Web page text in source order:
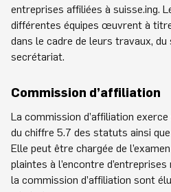
entreprises affiliées à suisse.ing.
différentes équipes œuvrent à
dans le cadre de leurs travaux, du
secrétariat.
Commission d’affiliation
La commission d’affiliation
du chiffre 5.7 des statuts ainsi
Elle peut être chargée de
plaintes à l’encontre
la commission d’affiliation sont